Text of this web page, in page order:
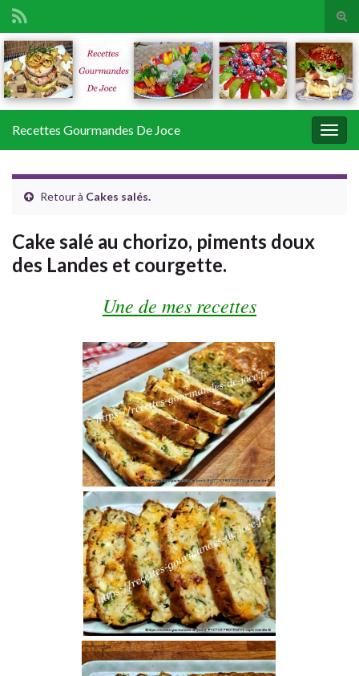
Search for:
Recettes Gourmandes De Joce
Retour à Cakes salés.
Cake salé au chorizo, piments doux
des Landes et courgette.
Une de mes recettes